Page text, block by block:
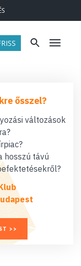
Menü
ősszel?
változások
hosszú távú
>>